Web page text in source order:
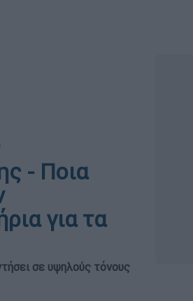
- Ποια
για τα
σε υψηλούς τόνους